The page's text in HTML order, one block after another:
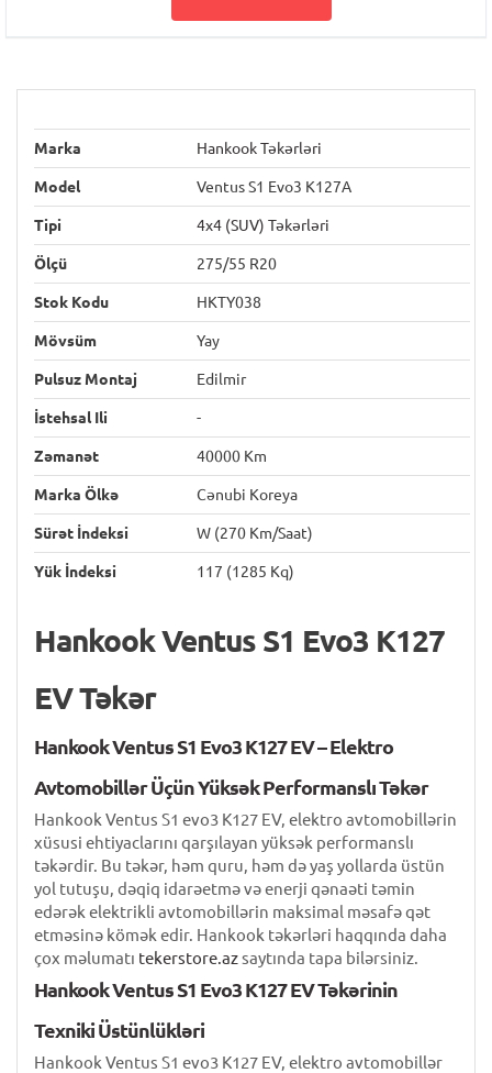
Marka Hankook Təkərləri
Model Ventus S1 Evo3 K127A
Tipi 4x4 (SUV) Təkərləri
Ölçü 275/55 R20
Stok Kodu HKTY038
Mövsüm Yay
Pulsuz Montaj Edilmir
İstehsal Ili -
Zəmanət 40000 Km
Marka Ölkə Cənubi Koreya
Sürət İndeksi W (270 Km/saat)
Yük İndeksi 117 (1285 Kq)
Hankook Ventus S1 Evo3 K127
EV Təkər
Hankook Ventus S1 Evo3 K127 EV – Elektro
Avtomobillər Üçün Yüksək Performanslı Təkər
Hankook Ventus S1 evo3 K127 EV, elektro avtomobillərin
xüsusi ehtiyaclarını qarşılayan yüksək performanslı
təkərdir. Bu təkər, həm quru, həm də yaş yollarda üstün
yol tutuşu, dəqiq idarəetmə və enerji qənaəti təmin
edərək elektrikli avtomobillərin maksimal məsafə qət
etməsinə kömək edir. Hankook təkərləri haqqında daha
çox məlumatı tekerstore.azsaytında tapa bilərsiniz.
Hankook Ventus S1 Evo3 K127 EV Təkərinin
Texniki Üstünlükləri
Hankook Ventus S1 evo3 K127 EV, elektro avtomobillər